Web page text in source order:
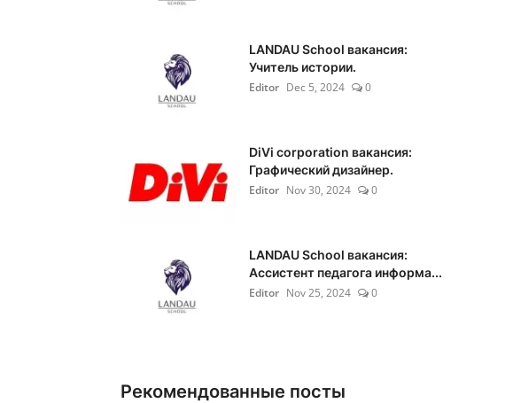
LANDAU School вакансия:
Учитель истории.
Editor Dec 5, 2024 0
DiVi corporation вакансия:
Графический дизайнер.
Editor Nov 30, 2024 0
LANDAU School вакансия:
Ассистент педагога информа...
Editor Nov 25, 2024 0
Рекомендованные посты